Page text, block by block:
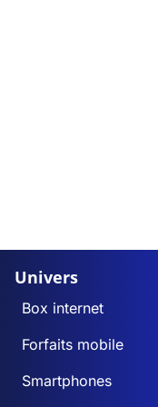
Univers
Box internet
Forfaits mobile
Smartphones